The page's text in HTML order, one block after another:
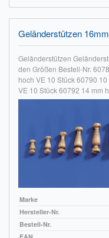
Geländerstützen
Geländerstützen
den Größen Bestell-Nr.
hoch VE 10 Stück 60790
VE 10 Stück 60792 14 mm
Marke
Hersteller-Nr.
Bestell-Nr.